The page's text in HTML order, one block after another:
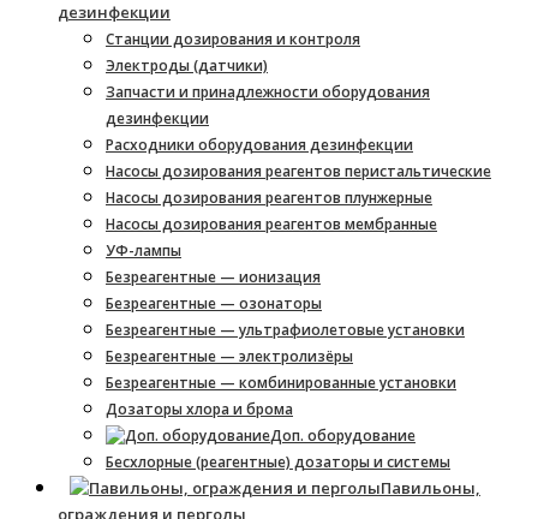
дезинфекции
Станции дозирования и контроля
Электроды (датчики)
Запчасти и принадлежности оборудования
дезинфекции
Расходники оборудования дезинфекции
Насосы дозирования реагентов перистальтические
Насосы дозирования реагентов плунжерные
Насосы дозирования реагентов мембранные
УФ-лампы
Безреагентные — ионизация
Безреагентные — озонаторы
Безреагентные — ультрафиолетовые установки
Безреагентные — электролизёры
Безреагентные — комбинированные установки
Дозаторы хлора и брома
Доп. оборудование
Бесхлорные (реагентные) дозаторы и системы
Павильоны,
ограждения и перголы